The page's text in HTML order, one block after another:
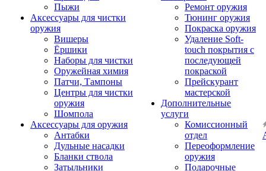
Пыжи
Аксессуары для чистки
оружия
Вишеры
Ёршики
Наборы для чистки
Оружейная химия
Патчи, Тампоны
Центры для чистки
оружия
Шомпола
Аксессуары для оружия
Антабки
Дульные насадки
Бланки ствола
Затыльники
Ремонт оружия
Тюнинг оружия
Покраска оружия
Удаление Soft-
touch покрытия с
последующей
покраской
Прейскурант
мастерской
Дополнительные
услуги
Комиссионный
отдел
Переоформление
оружия
Подарочные